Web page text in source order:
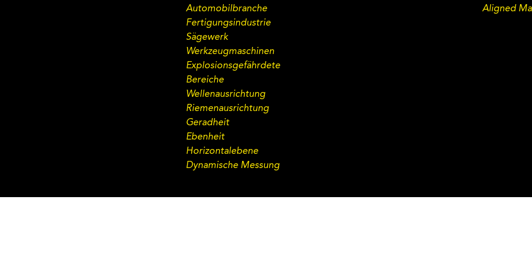
Automobilbranche
Fertigungsindustrie
Sägewerk
Werkzeugmaschinen
Explosionsgefährdete
Bereiche
Wellenausrichtung
Riemenausrichtung
Geradheit
Ebenheit
Horizontalebene
Dynamische Messung
Aligned